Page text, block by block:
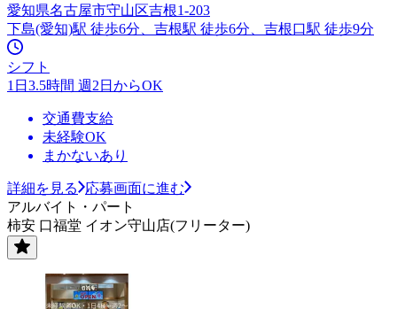
愛知県名古屋市守山区吉根1-203
下島(愛知)駅 徒歩6分、吉根駅 徒歩6分、吉根口駅 徒歩9分
シフト
1日3.5時間 週2日からOK
交通費支給
未経験OK
まかないあり
詳細を見る
応募画面に進む
アルバイト・パート
柿安 口福堂 イオン守山店(フリーター)